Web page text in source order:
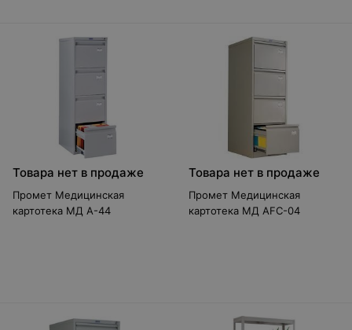
Товара нет в продаже
Промет Медицинская
картотека МД A-44
Товара нет в продаже
Промет Медицинская
картотека МД AFC-04